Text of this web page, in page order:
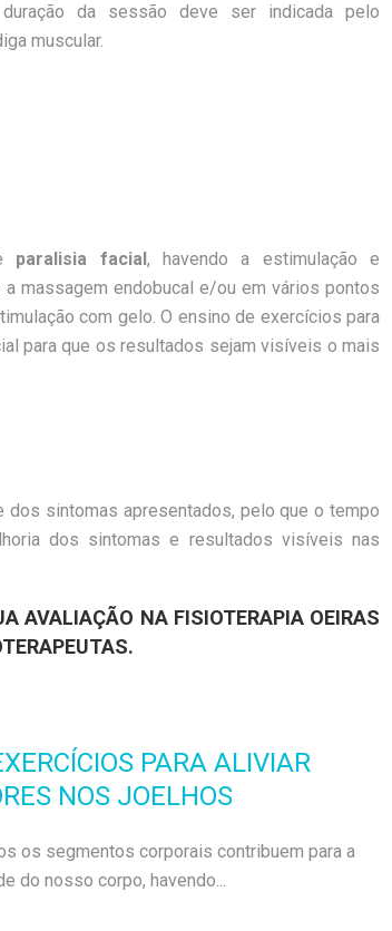
da sessão deve ser indicada pelo
muscular.
paralisia facial , havendo a estimulação e
massagem endobucal e/ou em vários pontos
com gelo. O ensino de exercícios para
para que os resultados sejam visíveis o mais
dos sintomas apresentados, pelo que o tempo
dos sintomas e resultados visíveis nas
AVALIAÇÃO NA FISIOTERAPIA OEIRAS
.
PARA ALIVIAR
NOS JOELHOS
os segmentos corporais contribuem para a
do nosso corpo, havendo...